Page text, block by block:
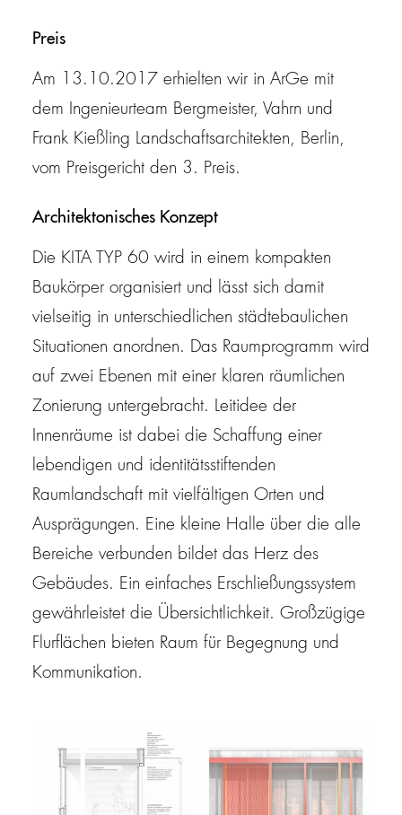
Preis
Am 13.10.2017 erhielten wir in ArGe mit
dem Ingenieurteam Bergmeister, Vahrn und
Frank Kießling Landschaftsarchitekten, Berlin,
vom Preisgericht den 3. Preis.
Architektonisches Konzept
Die KITA TYP 60 wird in einem kompakten
Baukörper organisiert und lässt sich damit
vielseitig in unterschiedlichen städtebaulichen
Situationen anordnen. Das Raumprogramm wird
auf zwei Ebenen mit einer klaren räumlichen
Zonierung untergebracht. Leitidee der
Innenräume ist dabei die Schaffung einer
lebendigen und identitätsstiftenden
Raumlandschaft mit vielfältigen Orten und
Ausprägungen. Eine kleine Halle über die alle
Bereiche verbunden bildet das Herz des
Gebäudes. Ein einfaches Erschließungssystem
gewährleistet die Übersichtlichkeit. Großzügige
Flurflächen bieten Raum für Begegnung und
Kommunikation.